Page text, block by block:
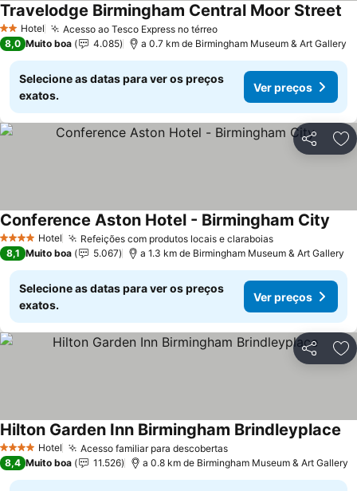
2 Estrelas
Hotel Acesso ao Tesco Express no térreo
Travelodge Birmingham Central Moor Street
8,0 Muito boa 4.085 a 0.7 km de Birmingham Museum & Art Gallery
Selecione as datas para ver os preços
exatos.
Ver preços
Partilhar
4 EstrelasHotel Refeições com produtos locais e claraboias
Conference Aston Hotel - Birmingham City
8,1 Muito boa 5.067 a 1.3 km de Birmingham Museum & Art Gallery
Selecione as datas para ver os preços
exatos.
Ver preços
Partilhar
4 EstrelasHotel Acesso familiar para descobertas
Hilton Garden Inn Birmingham Brindleyplace
8,4 Muito boa 11.526 a 0.8 km de Birmingham Museum & Art Gallery